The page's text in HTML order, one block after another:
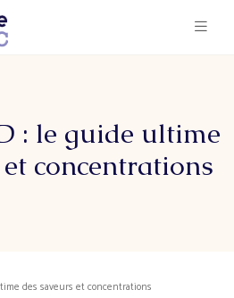
: le guide ultime
concentrations
des saveurs et concentrations